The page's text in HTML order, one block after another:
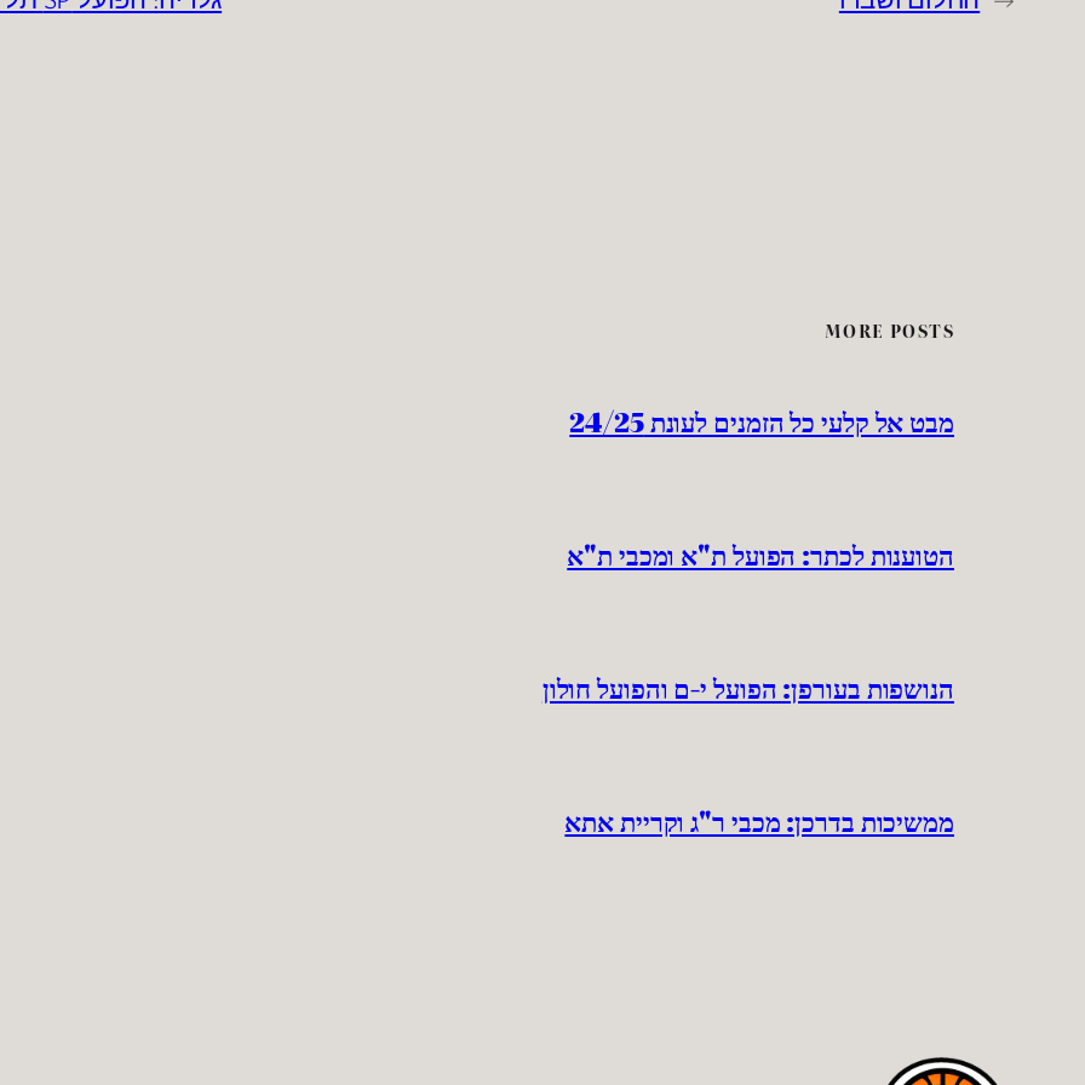
MORE POSTS
מבט אל קלעי כל הזמנים לעונת 24/25
הטוענות לכתר: הפועל ת"א ומכבי ת"א
הנושפות בעורפן: הפועל י-ם והפועל חולון
ממשיכות בדרכן: מכבי ר"ג וקריית אתא